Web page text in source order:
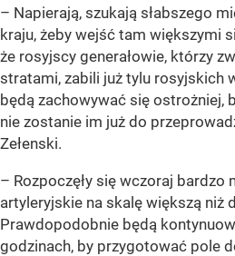
– Napierają, szukają słabszego
kraju, żeby wejść tam większymi
że rosyjscy generałowie, którzy
stratami, zabili już tylu rosyjskich
będą zachowywać się ostrożniej,
nie zostanie im już do
Zełenski.
– Rozpoczęły się wczoraj bardzo
artyleryjskie na skalę większą niż
Prawdopodobnie będą
godzinach, by przygotować pole